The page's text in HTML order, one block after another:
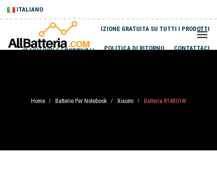
ITALIANO
SPEDIZIONE GRATUITA SU TUTTI I PRODOTTI
SPEDIZIONI E PAGAMENTI POLITICA DI RITORNO CONTATTACI
Home / Batterie Per Notebook / Xiaomi / Batteria R14B01W